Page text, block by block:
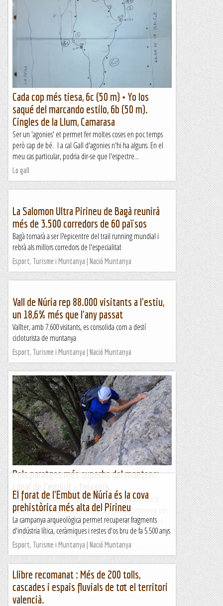
Fa uns mesos vaig anar a la Segarra a resseguir les
Stolpersteiner d'aquella comarca. Per descobrir les
stolpersteiner de Lleida ciutat he fet dues entrades:
Primeres...
Cada cop més tiesa, 6c (50 m) + Yo los
saqué del marcando estilo, 6b (50 m).
Cingles de la Llum, Camarasa
Ser un 'agonies' et permet fer moltes coses en poc temps
però cap de bé. I a cal Gall d'agonies n'hi ha alguns. En el
meu cas particular, podria dir-se que l'espectre...
Lo gall
La Salomon Ultra Pirineu de Bagà reunirà
més de 3.500 corredors de 60 països
Bagà tornarà a ser l?epicentre del trail running mundial i
rebrà als millors corredors de l'especialitat
Esport, Turisme i Muntanya | Nació Muntanya
Vall de Núria rep 88.000 visitants a l'estiu,
un 18,6% més que l'any passat
Vallter, amb 7.600 visitants, es consolida com a destí
cicloturista de muntanya
Esport, Turisme i Muntanya | Nació Muntanya
Pels paratges més superbs del montsec:
En Joan Escalé em truca que està escrivint una publicació
(millor no donada dades encara) i si el puc acompanyar pel
Montsec. Li comento els camins més excepcionals des del...
Excursions del Joan Ramon
El forat de l'Embut de Núria és la cova
prehistòrica més alta del Pirineu
La campanya arqueològica permet recuperar fragments
d'indústria lítica, ceràmiques i restes d'os bru de fa 5.500 anys
Esport, Turisme i Muntanya | Nació Muntanya
Llibre recomanat : Més de 200 tolls,
cascades i espais fluvials de tot el territori
valencià.